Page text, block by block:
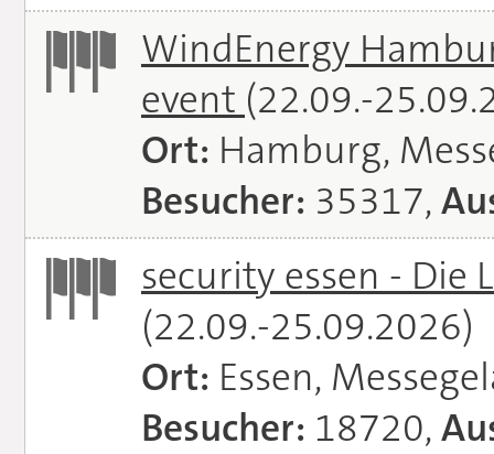
WindEnergy
event (22.09.-
Ort: Hamburg,
Besucher: 35317,
security essen - Die
(22.09.-25.09.2026)
Ort: Essen,
Besucher: 18720,